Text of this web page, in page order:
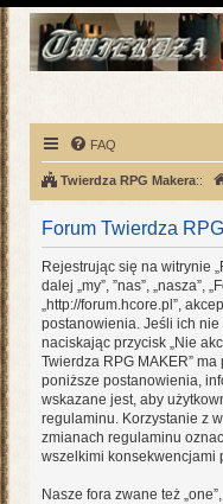
FAQ
Twierdza RPG Makera::
Forum Twierdza
Rejestrując się na witrynie
dalej „my”, ”nas”, „nasza”,
„http://forum.hcore.pl”,
postanowienia. Jeśli ich
naciskając przycisk „Nie
Twierdza RPG MAKER”
poniższe postanowienia,
wskazane jest, aby
regulaminu. Korzystanie z
zmianach regulaminu
wszelkimi konsekwencjami
Nasze fora zwane też „one”,